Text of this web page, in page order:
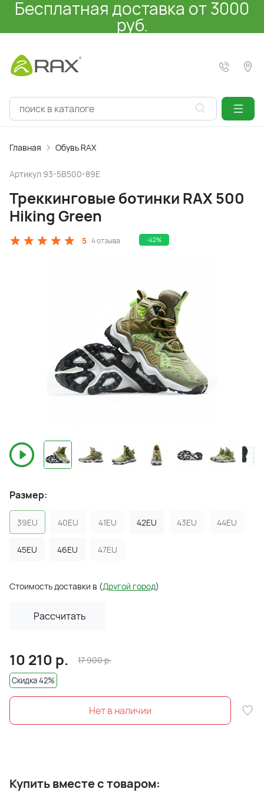
Бесплатная доставка от 3000
руб.
Главная Обувь RAX
Артикул 93-5B500-89E
Треккинговые ботинки RAX 500
Hiking Green
5 4 отзыва -42%
Размер:
39EU 40EU 41EU 42EU 43EU 44EU
45EU 46EU 47EU
Стоимость доставки в (Другой город)
Рассчитать
10 210 р. 17 900р.
Скидка 42%
Нет в наличии
Купить вместе с товаром: